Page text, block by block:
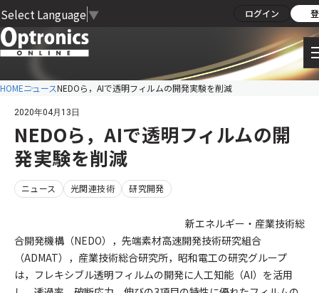
Select Language ▼ ログイン
HOMEニュースNEDOら，AIで透明フィルムの開発実験を削減
2020年04月13日
NEDOら，AIで透明フィルムの開
発実験を削減
ニュース 光関連技術 研究開発
新エネルギー・産業技術総
合開発機構（NEDO），先端素材高速開発技術研究組合
（ADMAT），産業技術総合研究所，昭和電工の研究グループ
は，フレキシブル透明フィルムの開発に人工知能（AI）を活用